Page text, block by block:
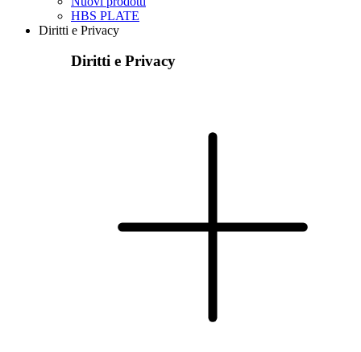
HBS PLATE
Diritti e Privacy
Diritti e Privacy